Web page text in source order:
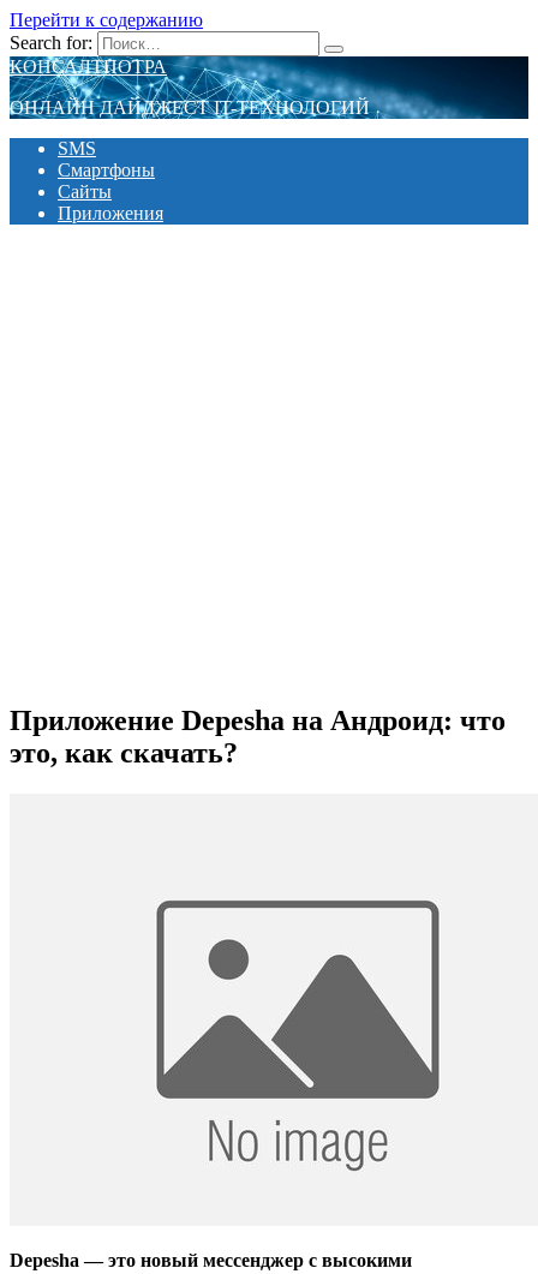
Перейти к содержанию
Search for:
КОНСАЛТПОТРА
ОНЛАЙН ДАЙДЖЕСТ IT-ТЕХНОЛОГИЙ
SMS
Смартфоны
Сайты
Приложения
Приложение Depesha на Андроид: что
это, как скачать?
Depesha — это новый мессенджер с высокими